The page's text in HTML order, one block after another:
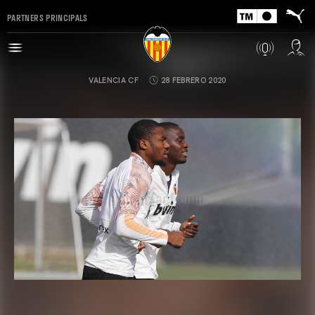
PARTNERS PRINCIPALS
VALENCIA CF 28 FEBRERO 2020